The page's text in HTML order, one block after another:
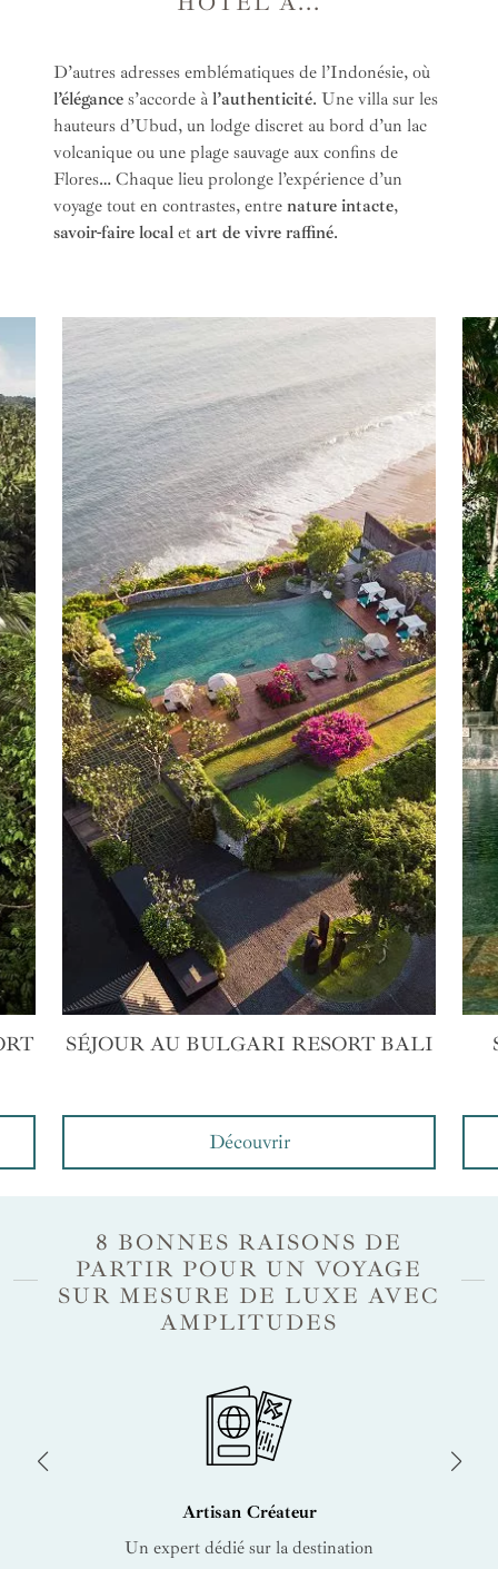
échangés au bord de la piscine, les balades pieds
semble pensé pour prolonger l’intimité..
D’autres adresses emblématiques de l’Indonésie, où
l’élégance s’accorde à l’authenticité. Une villa sur les
hauteurs d’Ubud, un lodge discret au bord d’un lac
volcanique ou une plage sauvage aux confins de
Flores… Chaque lieu prolonge l’expérience d’un
voyage tout en contrastes, entre nature intacte,
savoir-faire local et art de vivre raffiné.
SÉJOUR AU BULGARI RESORT BALI
Découvrir
8 BONNES RAISONS DE
PARTIR POUR UN VOYAGE
SUR MESURE DE LUXE AVEC
AMPLITUDES
Artisan Créateur
Un expert dédié sur la destination